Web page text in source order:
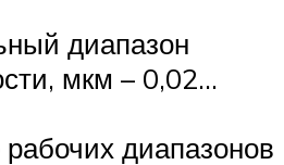
диапазон
мкм – 0,02…
диапазонов